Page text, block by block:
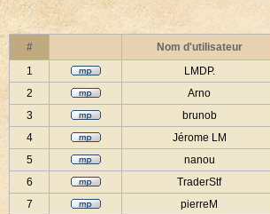
# Nom d'utilisateur
1
LMDP.
2
Arno
3
brunob
4
Jérome LM
5
nanou
6
TraderStf
7
pierreM